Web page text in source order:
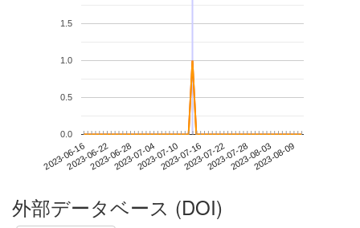
2023-06-162023-06-222023-06-282023-07-042023-07-102023-07-162023-07-222023-07-282023-08-032023-08-09
0.0
0.5
1.0
1.5
外部データベース (DOI)